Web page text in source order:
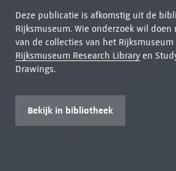
Deze publicatie is afkomstig uit de
Rijksmuseum. Wie onderzoek wil
van de collecties van het
Rijksmuseum Research Libraryen
Drawings.
Bekijk in bibliotheek